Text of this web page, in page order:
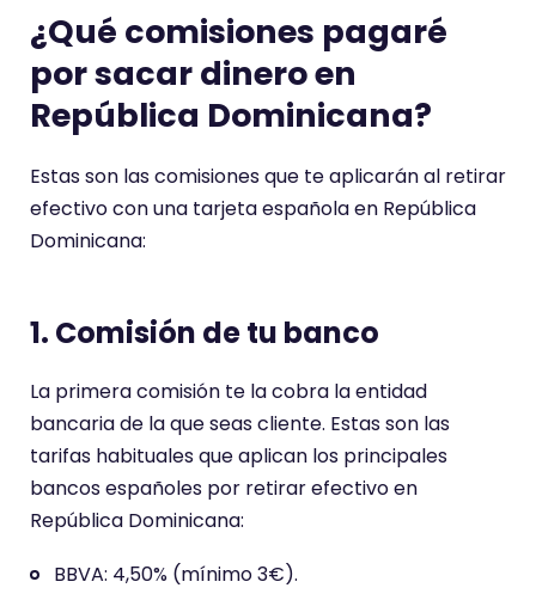
¿Qué comisiones pagaré
por sacar dinero en
República Dominicana?
Estas son las comisiones que te aplicarán al retirar
efectivo con una tarjeta española en República
Dominicana:
1. Comisión de tu banco
La primera comisión te la cobra la entidad
bancaria de la que seas cliente. Estas son las
tarifas habituales que aplican los principales
bancos españoles por retirar efectivo en
República Dominicana:
BBVA: 4,50% (mínimo 3€).